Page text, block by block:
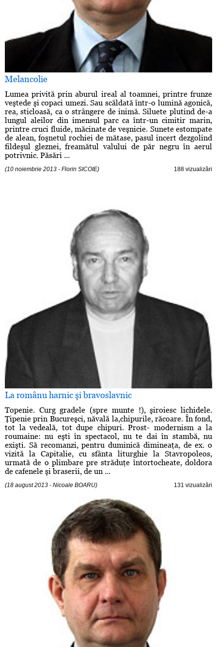
Melancolie
Lumea privită prin aburul ireal al toamnei, printre frunze
veştede şi copaci umezi. Sau scăldată într-o lumină agonică,
rea, sticloasă, ca o strângere de inimă. Siluete plutind de-a
lungul aleilor din imensul parc ca într-un cimitir marin,
printre cruci fluide, măcinate de veşnicie. Sunete estompate
de alean, foşnetul rochiei de mătase, pasul incert dezgolind
fildeşul gleznei, freamătul valului de păr negru în aerul
potrivnic. Păsări ...
(10 noiembrie 2013 - Florin SICOIE) 188 vizualizări
La românu harnic şi bravoslavnic
Topenie. Curg gradele (spre munte !), şiroiesc lichidele.
Ţipenie prin Bucureşci, năvală la,chipurile, răcoare. În fond,
tot la vedeală, tot dupe chipuri. Prost- modernism a la
roumaine: nu eşti în spectacol, nu te dai în stambă, nu
exişti. Să recomanzi, pentru duminică dimineaţa, de ex. o
vizită la Capitalie, cu sfânta liturghie la Stavropoleos,
urmată de o plimbare pre străduţe întortocheate, doldora
de cafenele şi braserii, de un ...
(18 august 2013 - Nicoale BOARU) 131 vizualizări